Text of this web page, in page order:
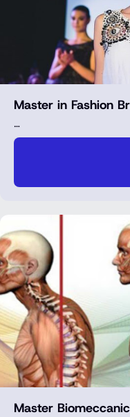
Master in Fashion
…
Master